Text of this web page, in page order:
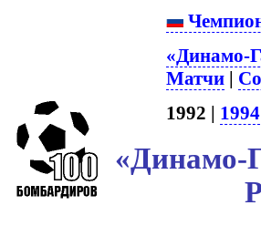
«Динамо-
Матчи |
1992 | 1994
«Динамо-